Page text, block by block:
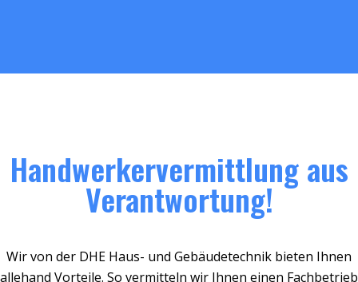
Handwerkervermittlung aus
Verantwortung!
Wir von der DHE Haus- und Gebäudetechnik bieten Ihnen
allehand Vorteile. So vermitteln wir Ihnen einen Fachbetrieb